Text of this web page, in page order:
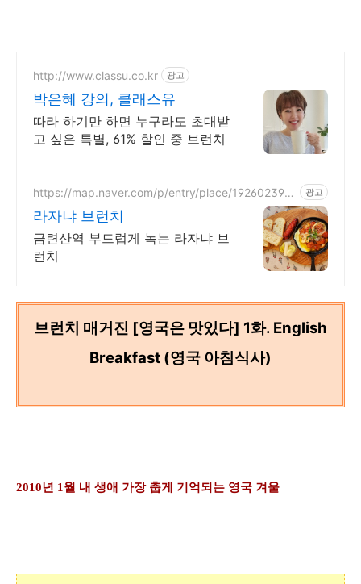
http://www.classu.co.kr 광고
박은혜 강의, 클래스유
따라 하기만 하면 누구라도 초대받
고 싶은 특별, 61% 할인 중 브런치
https://map.naver.com/p/entry/place/192602399
광고
라자냐 브런치
금련산역 부드럽게 녹는 라자냐 브
런치
브런치 매거진 [영국은 맛있다] 1화. English
Breakfast (영국 아침식사)
2010년 1월 내 생애 가장 춥게 기억되는 영국 겨울